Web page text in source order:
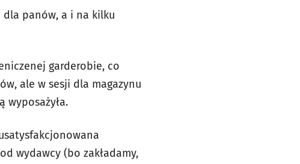
dla panów, a i na kilku
garderobie, co
ale w sesji dla magazynu
wydawcy (bo zakładamy,